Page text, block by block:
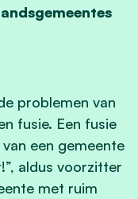
problemen van
fusie. Een fusie
een gemeente
aldus voorzitter
met ruim